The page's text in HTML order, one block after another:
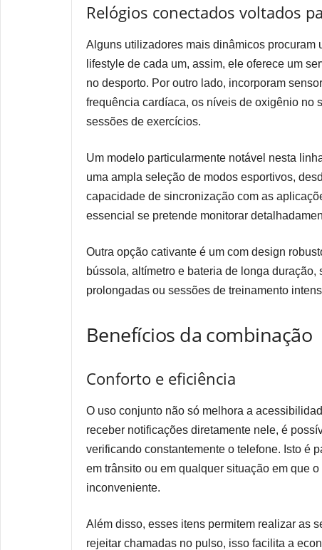
Relógios conectados voltados
Alguns utilizadores mais dinâmicos procuram
lifestyle de cada um, assim, ele oferece um
no desporto. Por outro lado, incorporam
frequência cardíaca, os níveis de oxigênio no
sessões de exercícios.
Um modelo particularmente notável nesta
uma ampla seleção de modos esportivos,
capacidade de sincronização com as
essencial se pretende monitorar
Outra opção cativante é um com design
bússola, altímetro e bateria de longa
prolongadas ou sessões de treinamento
Benefícios da combinação
Conforto e eficiência
O uso conjunto não só melhora a
receber notificações diretamente nele, é
verificando constantemente o telefone. Isto é
em trânsito ou em qualquer situação em que
inconveniente.
Além disso, esses itens permitem realizar as
rejeitar chamadas no pulso, isso facilita a